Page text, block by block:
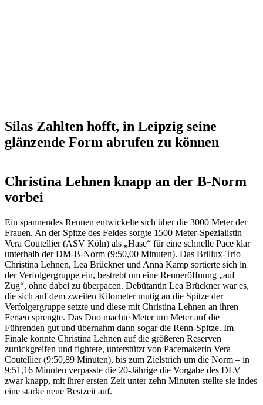
Silas Zahlten hofft, in Leipzig seine
glänzende Form abrufen zu können
Christina Lehnen knapp an der B-Norm
vorbei
Ein spannendes Rennen entwickelte sich über die 3000 Meter der
Frauen. An der Spitze des Feldes sorgte 1500 Meter-Spezialistin
Vera Coutellier (ASV Köln) als „Hase“ für eine schnelle Pace klar
unterhalb der DM-B-Norm (9:50,00 Minuten). Das Brillux-Trio
Christina Lehnen, Lea Brückner und Anna Kamp sortierte sich in
der Verfolgergruppe ein, bestrebt um eine Renneröffnung „auf
Zug“, ohne dabei zu überpacen. Debütantin Lea Brückner war es,
die sich auf dem zweiten Kilometer mutig an die Spitze der
Verfolgergruppe setzte und diese mit Christina Lehnen an ihren
Fersen sprengte. Das Duo machte Meter um Meter auf die
Führenden gut und übernahm dann sogar die Renn-Spitze. Im
Finale konnte Christina Lehnen auf die größeren Reserven
zurückgreifen und fightete, unterstützt von Pacemakerin Vera
Coutellier (9:50,89 Minuten), bis zum Zielstrich um die Norm – in
9:51,16 Minuten verpasste die 20-Jährige die Vorgabe des DLV
zwar knapp, mit ihrer ersten Zeit unter zehn Minuten stellte sie indes
eine starke neue Bestzeit auf.